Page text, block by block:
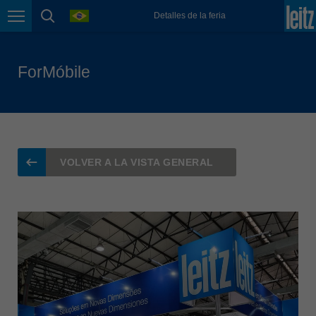
Page navigation
page search
language Detalles de la feria
Nederland
nederlands
Polska
polski
Portugal
português
ForMóbile
VOLVER A LA VISTA GENERAL